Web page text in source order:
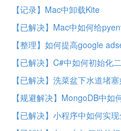
【记录】Mac中卸载Kite
【已解决】Mac中如何给
【整理】如何提高google
【已解决】C#中如何初始化
【已解决】洗菜盆下水道堵
【规避解决】MongoDB中
【已解决】小程序中如何实